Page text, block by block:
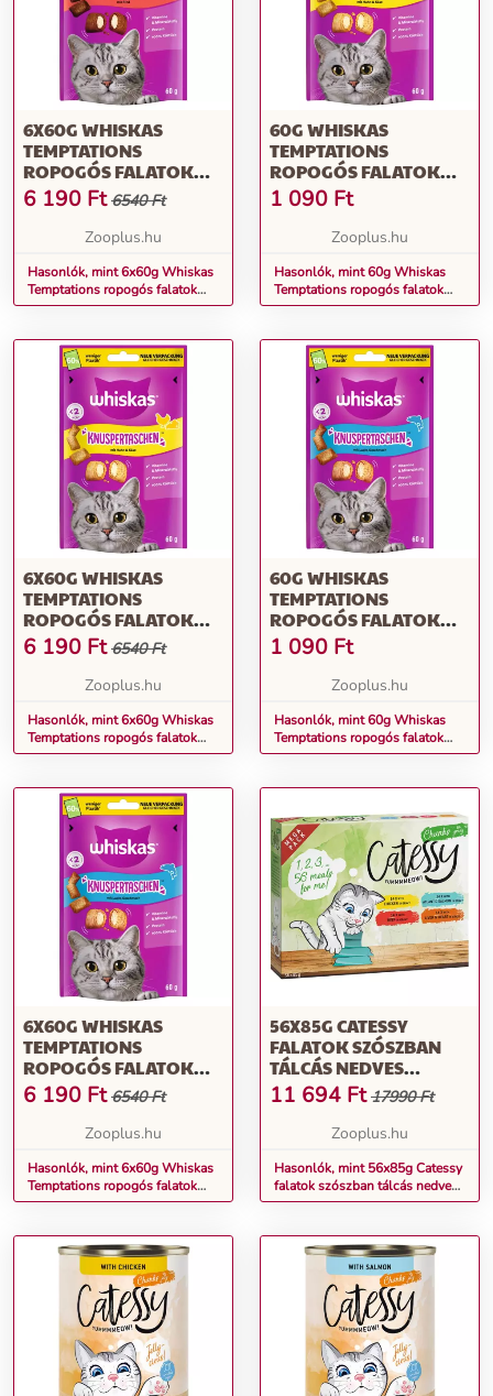
6X60G WHISKAS
TEMPTATIONS
ROPOGÓS FALATOK
MARHA MACSKASNACK
6 190 Ft 6540 Ft
Zooplus.hu
Hasonlók, mint 6x60g Whiskas
Temptations ropogós falatok
marha macskasnack
60G WHISKAS
TEMPTATIONS
ROPOGÓS FALATOK
CSIRKE & SAJT
MACSKASNACK
1 090 Ft
Zooplus.hu
Hasonlók, mint 60g Whiskas
Temptations ropogós falatok
csirke & sajt macskasnack
6X60G WHISKAS
TEMPTATIONS
ROPOGÓS FALATOK
CSIRKE & SAJT
MACSKASNACK
6 190 Ft 6540 Ft
Zooplus.hu
Hasonlók, mint 6x60g Whiskas
Temptations ropogós falatok
csirke & sajt macskasnack
60G WHISKAS
TEMPTATIONS
ROPOGÓS FALATOK
LAZAC MACSKASNACK
1 090 Ft
Zooplus.hu
Hasonlók, mint 60g Whiskas
Temptations ropogós falatok
lazac macskasnack
6X60G WHISKAS
TEMPTATIONS
ROPOGÓS FALATOK
LAZAC MACSKASNACK
6 190 Ft 6540 Ft
Zooplus.hu
Hasonlók, mint 6x60g Whiskas
Temptations ropogós falatok
lazac macskasnack
56X85G CATESSY
FALATOK SZÓSZBAN
TÁLCÁS NEDVES
MACSKATÁP 4 ÍZZEL
11 694 Ft 17990 Ft
Zooplus.hu
Hasonlók, mint 56x85g Catessy
falatok szószban tálcás nedves
macskatáp 4 ízzel